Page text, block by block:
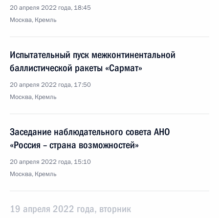
20 апреля 2022 года, 18:45
Москва, Кремль
Испытательный пуск межконтинентальной
баллистической ракеты «Сармат»
20 апреля 2022 года, 17:50
Москва, Кремль
Заседание наблюдательного совета АНО
«Россия – страна возможностей»
20 апреля 2022 года, 15:10
Москва, Кремль
19 апреля 2022 года, вторник